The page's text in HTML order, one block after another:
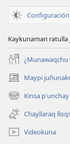
Kaykunaman
Maypi
(abre
una
nueva
ventana)
Kinsa
(abre
una
nueva
ventana)
Chayllaraq
Videokuna